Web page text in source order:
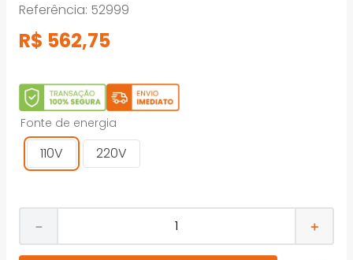
Referência: 52999
R$ 562,75
Fonte de energia
110V 220V
＋
－